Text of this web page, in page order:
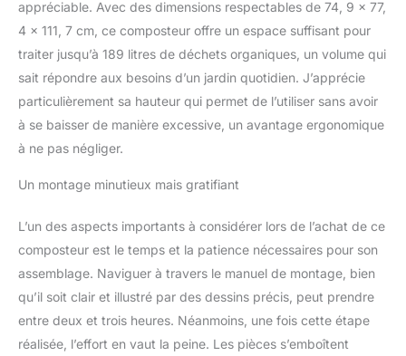
appréciable. Avec des dimensions respectables de 74, 9 x 77,
4 x 111, 7 cm, ce composteur offre un espace suffisant pour
traiter jusqu’à 189 litres de déchets organiques, un volume qui
sait répondre aux besoins d’un jardin quotidien. J’apprécie
particulièrement sa hauteur qui permet de l’utiliser sans avoir
à se baisser de manière excessive, un avantage ergonomique
à ne pas négliger.
Un montage minutieux mais gratifiant
L’un des aspects importants à considérer lors de l’achat de ce
composteur est le temps et la patience nécessaires pour son
assemblage. Naviguer à travers le manuel de montage, bien
qu’il soit clair et illustré par des dessins précis, peut prendre
entre deux et trois heures. Néanmoins, une fois cette étape
réalisée, l’effort en vaut la peine. Les pièces s’emboîtent